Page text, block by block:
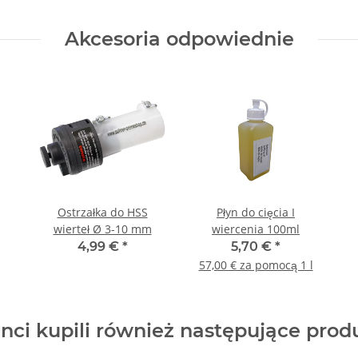
Akcesoria odpowiednie
Ostrzałka do HSS
wierteł Ø 3-10 mm
4,99 € *
Płyn do cięcia I
wiercenia 100ml
5,70 € *
57,00 € za pomocą 1 l
kupili również następujące